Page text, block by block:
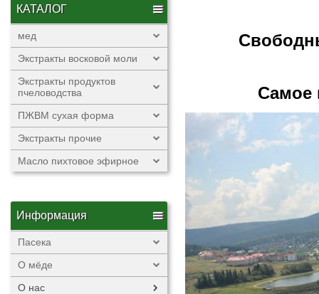
КАТАЛОГ
мед
Экстракты восковой моли
Экстракты продуктов
пчеловодства
ПЖВМ сухая форма
Экстракты прочие
Масло пихтовое эфирное
Информация
Пасека
О мёде
О нас
Самое